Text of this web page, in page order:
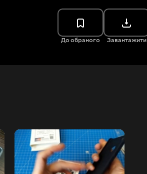
До обраного Завантажити